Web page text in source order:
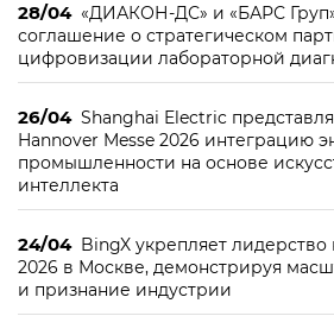
28/04 «ДИАКОН-ДС» и «БАРС
соглашение о стратегическом
цифровизации лабораторной
26/04 Shanghai Electric
Hannover Messe 2026 интеграцию
промышленности на основе
интеллекта
24/04 BingX укрепляет
2026 в Москве, демонстрируя
и признание индустрии